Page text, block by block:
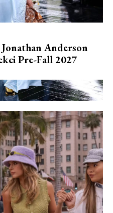
Anderson
Pre-Fall 2027